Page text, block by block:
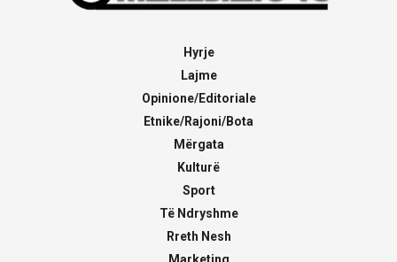
Hyrje
Lajme
Opinione/Editoriale
Etnike/Rajoni/Bota
Mërgata
Kulturë
Sport
Të Ndryshme
Rreth Nesh
Marketing